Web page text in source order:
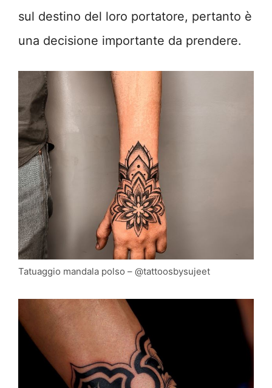
sul destino del loro portatore, pertanto è
una decisione importante da prendere.
Tatuaggio mandala polso – @tattoosbysujeet